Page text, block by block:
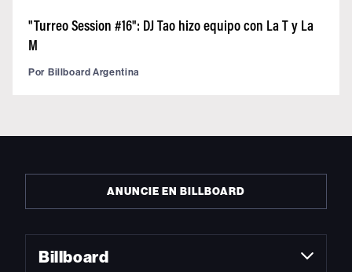
"Turreo Session #16": DJ Tao hizo equipo con La T y La
M
Por Billboard Argentina
ANUNCIE EN BILLBOARD
Billboard